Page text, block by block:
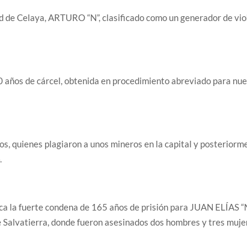
Celaya, ARTURO “N”, clasificado como un generador de
de cárcel, obtenida en procedimiento abreviado para
quienes plagiaron a unos mineros en la capital y
la fuerte condena de 165 años de prisión para JUAN ELÍAS
donde fueron asesinados dos hombres y tres